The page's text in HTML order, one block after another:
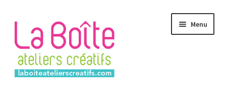
la
navigation
contenu
Menu